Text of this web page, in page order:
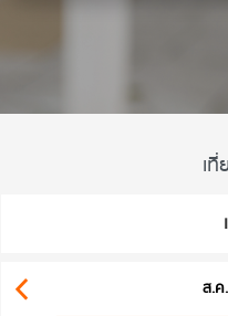
เ
ส.